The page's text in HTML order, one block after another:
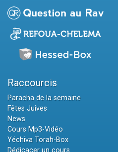
Raccourcis
Paracha de la semaine
Fêtes Juives
News
Cours Mp3-Vidéo
Yéchiva Torah-Box